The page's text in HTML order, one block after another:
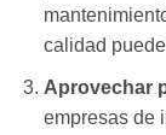
calidad
Aprovechar
empresas de